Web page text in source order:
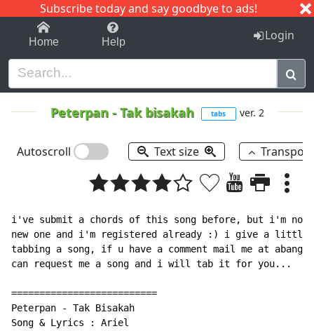
Subscribe today and say goodbye to ads!
1-9 C I J
Home Help Login
Peterpan-Tak bisakah tabs ver. 2
Autoscroll Text size
i've submit a chords of this song before, but i'm
new one and i'm registered already :) i give a
tabbing a song, if u have a comment mail me at
can request me a song and i will tab it for you...
==========================
Peterpan - Tak Bisakah
Song & Lyrics : Ariel